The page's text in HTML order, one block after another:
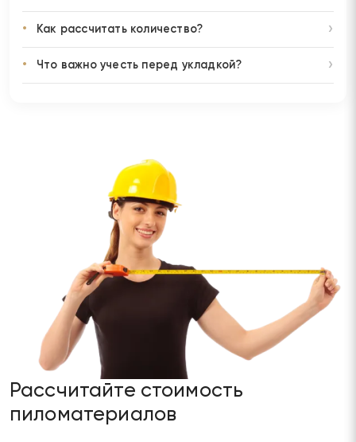
Как рассчитать количество?
Что важно учесть перед укладкой?
Рассчитайте стоимость
пиломатериалов